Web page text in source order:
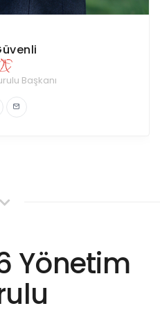
Gümüşler
Komitesi
Üyesi
Yönetim